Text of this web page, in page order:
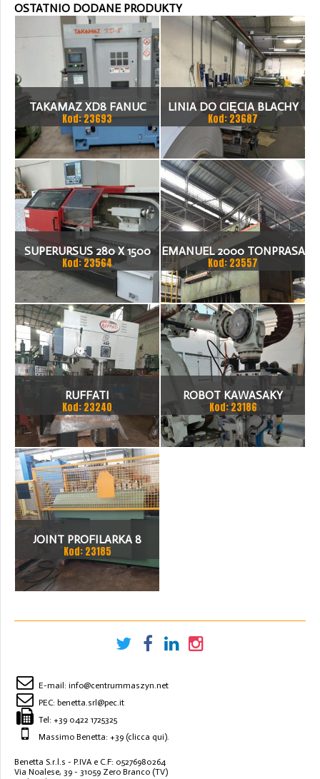
OSTATNIO DODANE PRODUKTY
TAKAMAZ XD8 FANUC
21ITA TOKARKA CNC
Kod: 23693
LINIA DO CIĘCIA BLACHY
1.500 X 1,5 (2,5) MM
Kod: 23687
SUPERURSUS 280 X 1500
TOKARKA
Kod: 23564
EMANUEL 2000 TONPRASA
HYDRAULICZNA 3200 X
2000
Kod: 23557
RUFFATI
Kod: 23240
ROBOT KAWASAKY
Kod: 23186
JOINT PROFILARKA 8
STACJI
Kod: 23185
E-mail: info@centrummaszyn.net
PEC: benetta.srl@pec.it
Tel: +39 0422 1725325
Massimo Benetta: +39 (clicca qui).
Benetta S.r.l.s - P.IVA e C.F: 05276980264
Via Noalese, 39 - 31059 Zero Branco (TV)